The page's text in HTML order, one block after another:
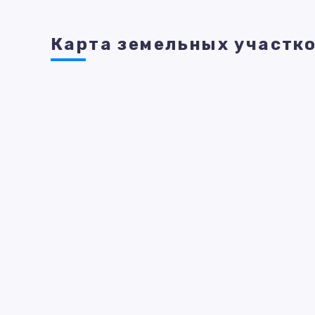
Карта земельных